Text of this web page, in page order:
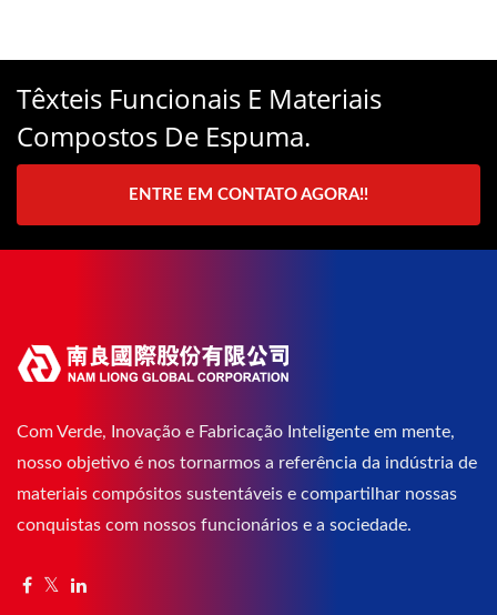
Têxteis Funcionais E Materiais
Compostos De Espuma.
ENTRE EM CONTATO AGORA!!
Com Verde, Inovação e Fabricação Inteligente em mente,
nosso objetivo é nos tornarmos a referência da indústria de
materiais compósitos sustentáveis e compartilhar nossas
conquistas com nossos funcionários e a sociedade.